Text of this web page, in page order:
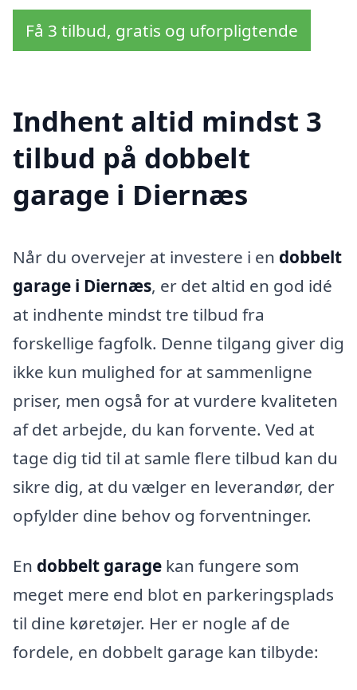
Få 3 tilbud, gratis og uforpligtende
Indhent altid mindst 3
tilbud på dobbelt
garage i Diernæs
Når du overvejer at investere i en dobbelt
garage i Diernæs, er det altid en god idé
at indhente mindst tre tilbud fra
forskellige fagfolk. Denne tilgang giver dig
ikke kun mulighed for at sammenligne
priser, men også for at vurdere kvaliteten
af det arbejde, du kan forvente. Ved at
tage dig tid til at samle flere tilbud kan du
sikre dig, at du vælger en leverandør, der
opfylder dine behov og forventninger.
En dobbelt garage kan fungere som
meget mere end blot en parkeringsplads
til dine køretøjer. Her er nogle af de
fordele, en dobbelt garage kan tilbyde: